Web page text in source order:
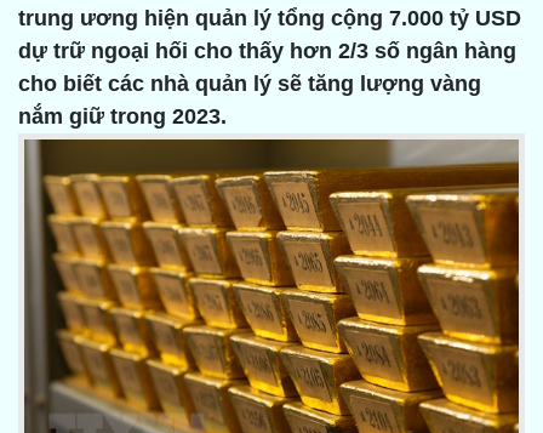
trung ương hiện quản lý tổng cộng 7.000 tỷ USD
dự trữ ngoại hối cho thấy hơn 2/3 số ngân hàng
cho biết các nhà quản lý sẽ tăng lượng vàng
nắm giữ trong 2023.